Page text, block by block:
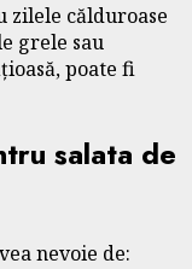
zilele călduroase
grele sau
poate fi
salata de
nevoie de: